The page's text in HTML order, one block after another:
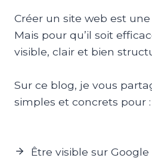
Créer un site web est
Mais pour qu’il soit
visible, clair et bien
Sur ce blog, je vous
simples et concrets pour :
Être visible sur Google